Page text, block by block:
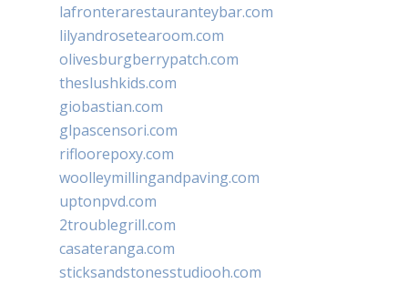
lafronterarestauranteybar.com
lilyandrosetearoom.com
olivesburgberrypatch.com
theslushkids.com
giobastian.com
glpascensori.com
rifloorepoxy.com
woolleymillingandpaving.com
uptonpvd.com
2troublegrill.com
casateranga.com
sticksandstonesstudiooh.com